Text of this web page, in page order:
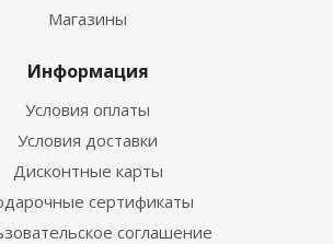
Магазины
Информация
Условия оплаты
Условия доставки
Дисконтные карты
сертификаты
соглашение